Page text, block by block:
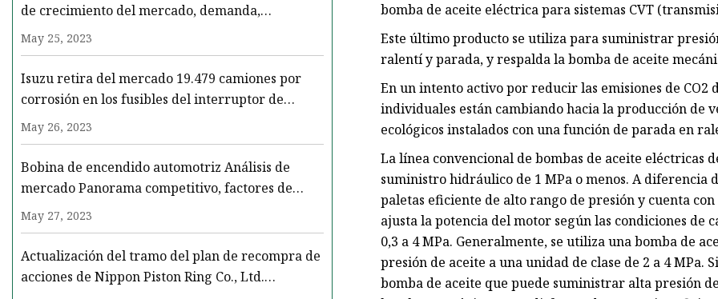
de crecimiento del mercado, demanda,
tendencias, análisis de la industria y pronósticos
para 2032
May 25, 2023
Isuzu retira del mercado 19.479 camiones por
corrosión en los fusibles del interruptor de
encendido
May 26, 2023
Bobina de encendido automotriz Análisis de
mercado Panorama competitivo, factores de
crecimiento, ingresos
May 27, 2023
Actualización del tramo del plan de recompra de
acciones de Nippon Piston Ring Co., Ltd.
bomba de aceite eléctrica para sistemas CVT
Este último producto se utiliza para suministrar
ralentí y parada, y respalda la bomba de aceite
En un intento activo por reducir las emisiones de CO2
individuales están cambiando hacia la producción de
ecológicos instalados con una función de parada en
La línea convencional de bombas de aceite eléctricas
suministro hidráulico de 1 MPa o menos. A diferencia
paletas eficiente de alto rango de presión y cuenta
ajusta la potencia del motor según las condiciones
0,3 a 4 MPa. Generalmente, se utiliza una bomba de
presión de aceite a una unidad de clase de 2 a 4
bomba de aceite que puede suministrar alta presión